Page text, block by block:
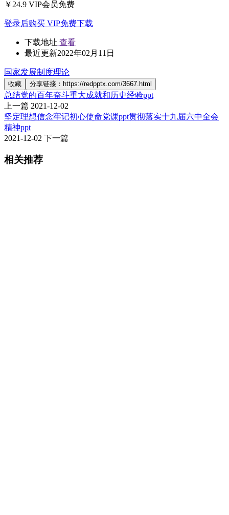
￥24.9 VIP会员免费
登录后购买 VIP免费下载
下载地址 查看
最近更新2022年02月11日
国家发展制度理论
收藏 分享链接：https://redpptx.com/3667.html
总结党的百年奋斗重大成就和历史经验ppt
上一篇 2021-12-02
坚定理想信念牢记初心使命党课ppt贯彻落实十九届六中全会
精神ppt
2021-12-02 下一篇
相关推荐